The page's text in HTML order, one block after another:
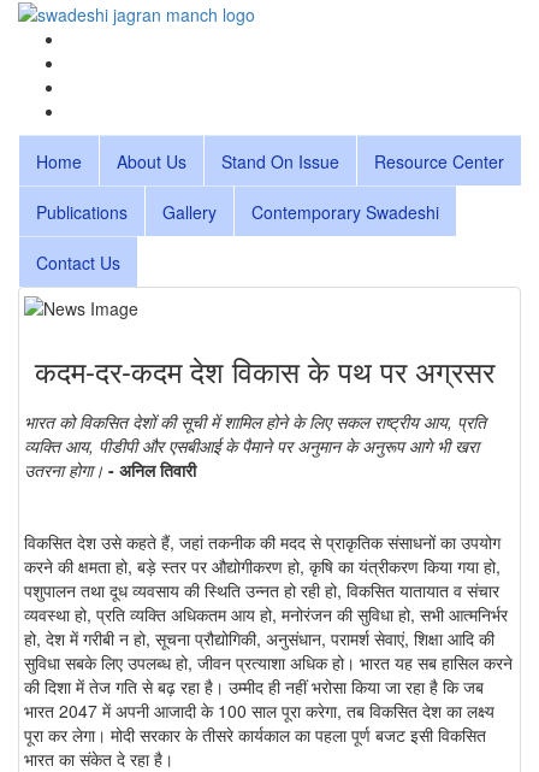
Home About Us Stand On Issue Resource Center
Publications Gallery Contemporary Swadeshi
Contact Us
कदम-दर-कदम देश विकास के पथ पर अग्रसर
भारत को विकसित देशों की सूची में शामिल होने के लिए सकल राष्ट्रीय आय, प्रति
व्यक्ति आय, पीडीपी और एसबीआई के पैमाने पर अनुमान के अनुरूप आगे भी खरा
उतरना होगा। - अनिल तिवारी
विकसित देश उसे कहते हैं, जहां तकनीक की मदद से प्राकृतिक संसाधनों का उपयोग
करने की क्षमता हो, बड़े स्तर पर औद्योगीकरण हो, कृषि का यंत्रीकरण किया गया हो,
पशुपालन तथा दूध व्यवसाय की स्थिति उन्नत हो रही हो, विकसित यातायात व संचार
व्यवस्था हो, प्रति व्यक्ति अधिकतम आय हो, मनोरंजन की सुविधा हो, सभी आत्मनिर्भर
हो, देश में गरीबी न हो, सूचना प्रौद्योगिकी, अनुसंधान, परामर्श सेवाएं, शिक्षा आदि की
सुविधा सबके लिए उपलब्ध हो, जीवन प्रत्याशा अधिक हो। भारत यह सब हासिल करने
की दिशा में तेज गति से बढ़ रहा है। उम्मीद ही नहीं भरोसा किया जा रहा है कि जब
भारत 2047 में अपनी आजादी के 100 साल पूरा करेगा, तब विकसित देश का लक्ष्य
पूरा कर लेगा। मोदी सरकार के तीसरे कार्यकाल का पहला पूर्ण बजट इसी विकसित
भारत का संकेत दे रहा है।